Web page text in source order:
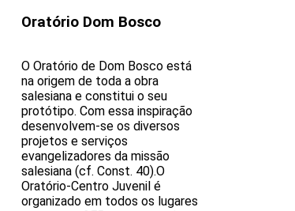
Oratório Dom Bosco
O Oratório de Dom Bosco está
na origem de toda a obra
salesiana e constitui o seu
protótipo. Com essa inspiração
desenvolvem-se os diversos
projetos e serviços
evangelizadores da missão
salesiana (cf. Const. 40).O
Oratório-Centro Juvenil é
organizado em todos os lugares